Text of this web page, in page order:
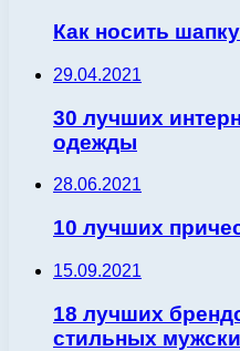
Как носить шапку
29.04.2021
30 лучших
одежды
28.06.2021
10 лучших
15.09.2021
18 лучших
стильных